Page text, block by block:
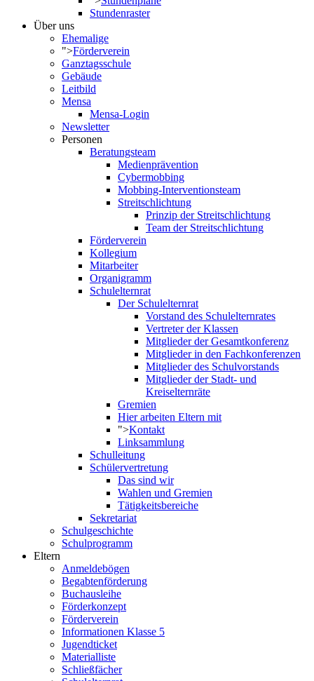
Stundenraster
Über uns
Ehemalige
">Förderverein
Ganztagsschule
Gebäude
Leitbild
Mensa
Mensa-Login
Newsletter
Personen
Beratungsteam
Medienprävention
Cybermobbing
Mobbing-Interventionsteam
Streitschlichtung
Prinzip der Streitschlichtung
Team der Streitschlichtung
Förderverein
Kollegium
Mitarbeiter
Organigramm
Schulelternrat
Der Schulelternrat
Vorstand des Schulelternrates
Vertreter der Klassen
Mitglieder der Gesamtkonferenz
Mitglieder in den Fachkonferenzen
Mitglieder des Schulvorstands
Mitglieder der Stadt- und
Kreiselternräte
Gremien
Hier arbeiten Eltern mit
">Kontakt
Linksammlung
Schulleitung
Schülervertretung
Das sind wir
Wahlen und Gremien
Tätigkeitsbereiche
Sekretariat
Schulgeschichte
Schulprogramm
Eltern
Anmeldebögen
Begabtenförderung
Buchausleihe
Förderkonzept
Förderverein
Informationen Klasse 5
Jugendticket
Materialliste
Schließfächer